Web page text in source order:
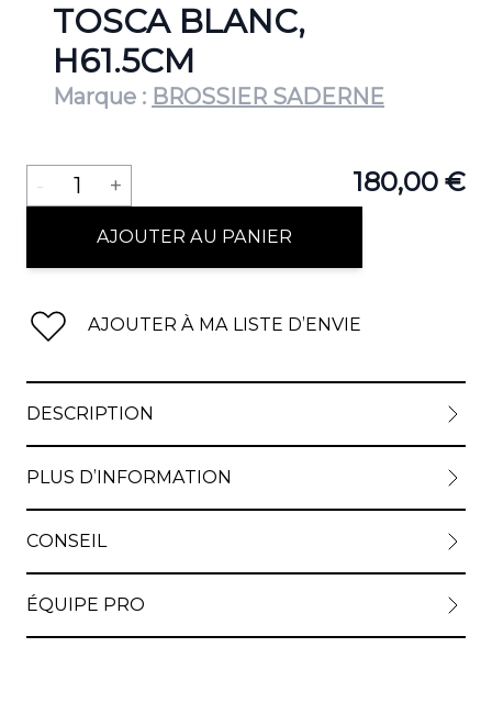
TOSCA BLANC,
H61.5CM
Marque : BROSSIER SADERNE
180,00 €
Quantité
- 1 +
AJOUTER AU PANIER
AJOUTER À MA LISTE D’ENVIE
DESCRIPTION
PLUS D’INFORMATION
CONSEIL
ÉQUIPE PRO